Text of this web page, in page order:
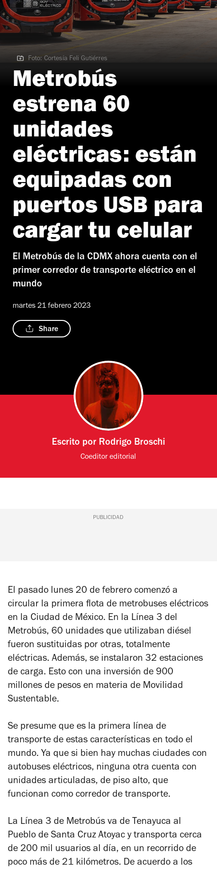
Foto: Cortesía Feli Gutiérres
Foto: Cortesía Feli Gutiérres
Metrobús
estrena 60
unidades
eléctricas: están
equipadas con
puertos USB para
cargar tu celular
El Metrobús de la CDMX ahora cuenta con el
primer corredor de transporte eléctrico en el
mundo
martes 21 febrero 2023
Share
Escrito por Rodrigo Broschi
Coeditor editorial
PUBLICIDAD
El pasado lunes 20 de febrero comenzó a
circular la primera flota de metrobuses eléctricos
en la Ciudad de México. En la Línea 3 del
Metrobús, 60 unidades que utilizaban diésel
fueron sustituidas por otras, totalmente
eléctricas. Además, se instalaron 32 estaciones
de carga. Esto con una inversión de 900
millones de pesos en materia de Movilidad
Sustentable.
Se presume que es la primera línea de
transporte de estas características en todo el
mundo. Ya que si bien hay muchas ciudades con
autobuses eléctricos, ninguna otra cuenta con
unidades articuladas, de piso alto, que
funcionan como corredor de transporte.
La Línea 3 de Metrobús va de Tenayuca al
Pueblo de Santa Cruz Atoyac y transporta cerca
de 200 mil usuarios al día, en un recorrido de
poco más de 21 kilómetros. De acuerdo a los